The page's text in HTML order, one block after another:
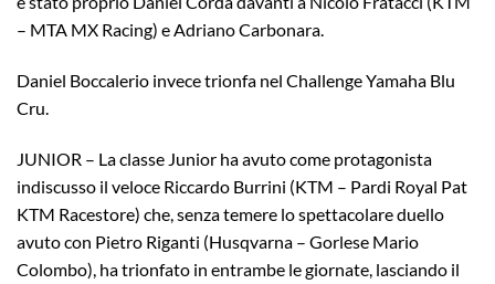
– MTA MX Racing) e Adriano Carbonara.
Daniel Boccalerio invece trionfa nel Challenge Yamaha Blu
Cru.
JUNIOR – La classe Junior ha avuto come protagonista
indiscusso il veloce Riccardo Burrini (KTM – Pardi Royal Pat
KTM Racestore) che, senza temere lo spettacolare duello
avuto con Pietro Riganti (Husqvarna – Gorlese Mario
Colombo), ha trionfato in entrambe le giornate, lasciando il